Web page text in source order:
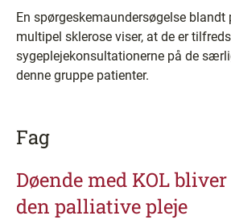
En spørgeskemaundersøgelse blandt
multipel sklerose viser, at de er
sygeplejekonsultationerne på de
denne gruppe patienter.
Fag
Døende med KOL
den palliative pleje